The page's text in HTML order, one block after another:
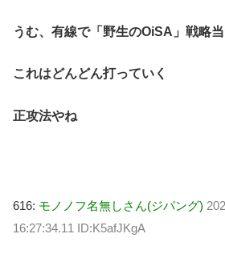
うむ、有線で「野生のOiSA」戦略
これはどんどん打っていく
正攻法やね
616: モノノフ名無しさん(ジパング)
16:27:34.11 ID:K5afJKgA